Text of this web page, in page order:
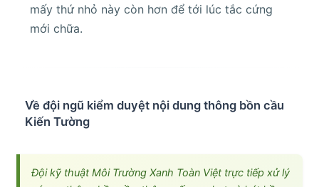
mấy thứ nhỏ này còn hơn để tới lúc tắc cứng
mới chữa.
Về đội ngũ kiểm duyệt nội dung thông bồn cầu
Kiến Tường
Đội kỹ thuật Môi Trường Xanh Toàn Việt trực tiếp xử lý